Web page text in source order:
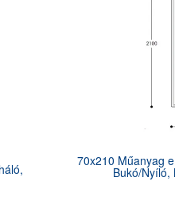
70x210 Műanyag
Bukó/Nyíló,